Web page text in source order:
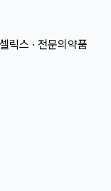
릭스 · 전문의약품